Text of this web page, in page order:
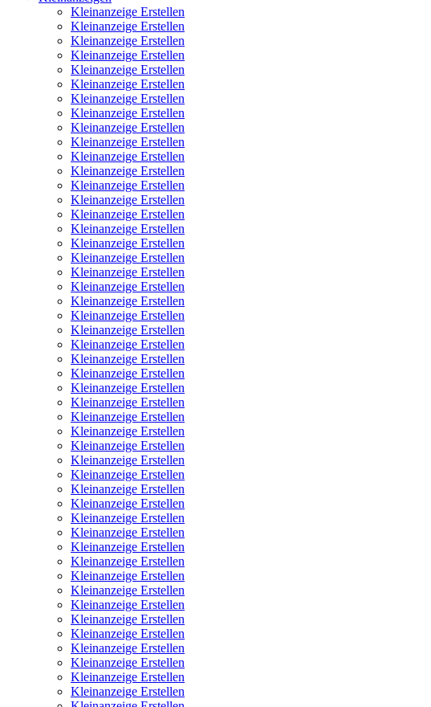
Kleinanzeige Erstellen
Kleinanzeige Erstellen
Kleinanzeige Erstellen
Kleinanzeige Erstellen
Kleinanzeige Erstellen
Kleinanzeige Erstellen
Kleinanzeige Erstellen
Kleinanzeige Erstellen
Kleinanzeige Erstellen
Kleinanzeige Erstellen
Kleinanzeige Erstellen
Kleinanzeige Erstellen
Kleinanzeige Erstellen
Kleinanzeige Erstellen
Kleinanzeige Erstellen
Kleinanzeige Erstellen
Kleinanzeige Erstellen
Kleinanzeige Erstellen
Kleinanzeige Erstellen
Kleinanzeige Erstellen
Kleinanzeige Erstellen
Kleinanzeige Erstellen
Kleinanzeige Erstellen
Kleinanzeige Erstellen
Kleinanzeige Erstellen
Kleinanzeige Erstellen
Kleinanzeige Erstellen
Kleinanzeige Erstellen
Kleinanzeige Erstellen
Kleinanzeige Erstellen
Kleinanzeige Erstellen
Kleinanzeige Erstellen
Kleinanzeige Erstellen
Kleinanzeige Erstellen
Kleinanzeige Erstellen
Kleinanzeige Erstellen
Kleinanzeige Erstellen
Kleinanzeige Erstellen
Kleinanzeige Erstellen
Kleinanzeige Erstellen
Kleinanzeige Erstellen
Kleinanzeige Erstellen
Kleinanzeige Erstellen
Kleinanzeige Erstellen
Kleinanzeige Erstellen
Kleinanzeige Erstellen
Kleinanzeige Erstellen
Kleinanzeige Erstellen